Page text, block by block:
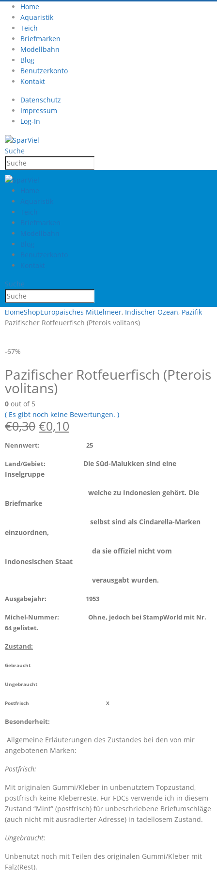
Home
Aquaristik
Teich
Briefmarken
Modellbahn
Blog
Benutzerkonto
Kontakt
Datenschutz
Impressum
Log-In
Suche
Home
Aquaristik
Teich
Briefmarken
Modellbahn
Blog
Benutzerkonto
Kontakt
Suche
HomeShopEuropäisches Mittelmeer, Indischer Ozean, Pazifik
Pazifischer Rotfeuerfisch (Pterois volitans)
-67%
Pazifischer Rotfeuerfisch (Pterois
volitans)
0 out of 5
( Es gibt noch keine Bewertungen. )
€0,30 €0,10
Nennwert: 25
Land/Gebiet: Die Süd-Malukken sind eine
Inselgruppe
welche zu Indonesien gehört. Die
Briefmarke
selbst sind als Cindarella-Marken
einzuordnen,
da sie offiziel nicht vom
Indonesischen Staat
verausgabt wurden.
Ausgabejahr: 1953
Michel-Nummer: Ohne, jedoch bei StampWorld mit Nr.
64 gelistet.
Zustand:
Gebraucht
Ungebraucht
Postfrisch X
Besonderheit:
Allgemeine Erläuterungen des Zustandes bei den von mir
angebotenen Marken:
Postfrisch:
Mit originalen Gummi/Kleber in unbenutztem Topzustand,
postfrisch keine Kleberreste. Für FDCs verwende ich in diesem
Zustand “Mint” (postfrisch) für unbeschriebene Briefumschläge
(auch nicht mit ausradierter Adresse) in tadellosem Zustand.
Ungebraucht:
Unbenutzt noch mit Teilen des originalen Gummi/Kleber mit
Falz(Rest).